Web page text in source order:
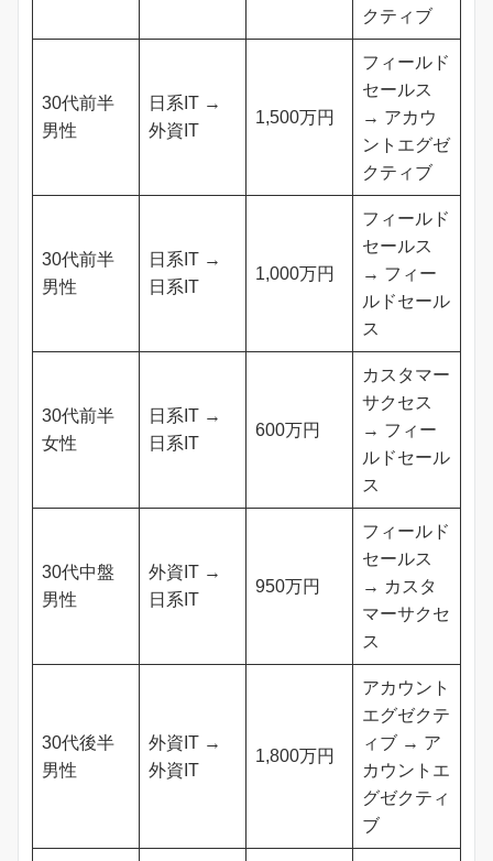
クティブ
30代前半
男性
日系IT →
外資IT
1,500万円
フィールド
セールス
→ アカウ
ントエグゼ
クティブ
30代前半
男性
日系IT →
日系IT
1,000万円
フィールド
セールス
→ フィー
ルドセール
ス
30代前半
女性
日系IT →
日系IT
600万円
カスタマー
サクセス
→ フィー
ルドセール
ス
30代中盤
男性
外資IT →
日系IT
950万円
フィールド
セールス
→ カスタ
マーサクセ
ス
30代後半
男性
外資IT →
外資IT
1,800万円
アカウント
エグゼクテ
ィブ → ア
カウントエ
グゼクティ
ブ